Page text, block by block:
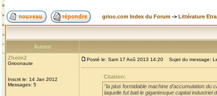
grioo.com Index du Forum -> Littérature
Auteur
Zheim2
Grioonaute
Inscrit le: 14 Jan 2012
Messages: 5
Posté le: Sam 17 Aoû 2013 14:20 Sujet du message:
Citation:
"la plus formidable machine d'accumulation du
laquelle fut bati le gigantesque capital industriel